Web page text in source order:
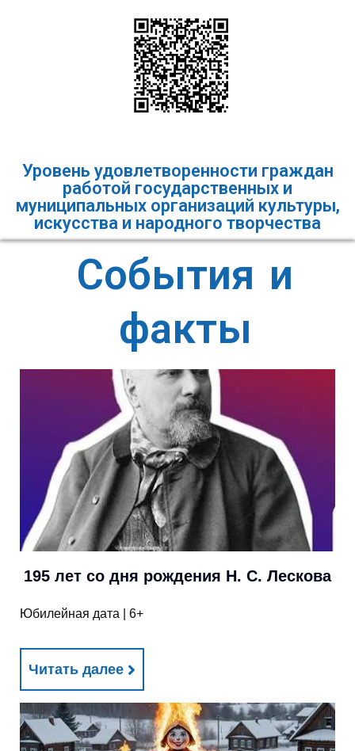
Уровень удовлетворенности граждан
работой государственных и
муниципальных организаций культуры,
искусства и народного творчества
События и
факты
195 лет со дня рождения Н. С. Лескова
Юбилейная дата | 6+
Читать далее